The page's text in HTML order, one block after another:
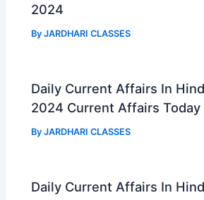
2024
ByJARDHARI CLASSES
Daily Current Affairs In
2024 Current Affairs Today
ByJARDHARI CLASSES
Daily Current Affairs In